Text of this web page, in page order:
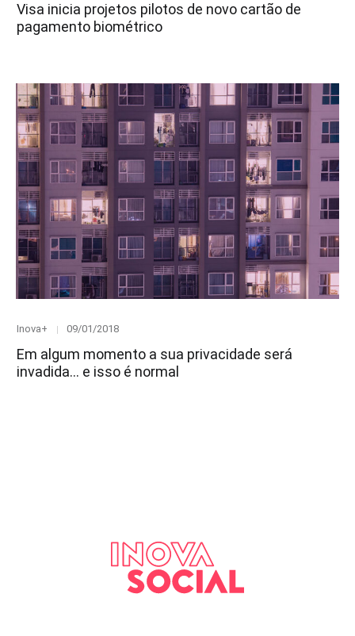
Visa inicia projetos pilotos de novo cartão de
pagamento biométrico
Category
Inova+
Posted
09/01/2018
Em algum momento a sua privacidade será
invadida… e isso é normal